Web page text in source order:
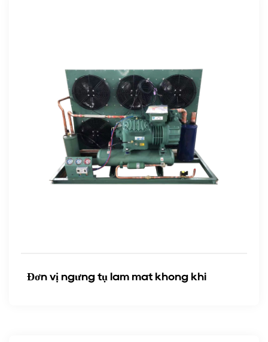
Đơn vị ngưng tụ làm mát không khí